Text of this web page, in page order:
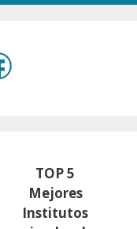
TOP 5
Mejores
Institutos